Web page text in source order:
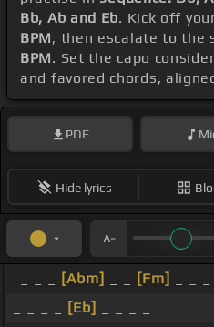
Bb, Ab and Eb. Kick off
BPM, then escalate to the
BPM. Set the capo
and favored chords,
PDF
Hide lyrics
[Abm] [Fm]
[Eb]